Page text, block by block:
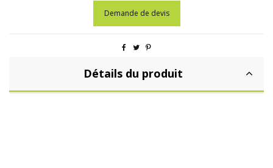
Demande de devis
Détails du produit